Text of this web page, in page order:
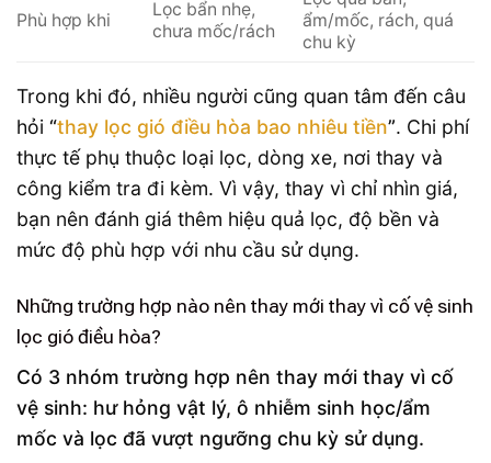
Phù hợp khi
Lọc bẩn nhẹ,
chưa mốc/rách
ẩm/mốc, rách, quá
chu kỳ
Trong khi đó, nhiều người cũng quan tâm đến câu
hỏi “thay lọc gió điều hòa bao nhiêu tiền”. Chi phí
thực tế phụ thuộc loại lọc, dòng xe, nơi thay và
công kiểm tra đi kèm. Vì vậy, thay vì chỉ nhìn giá,
bạn nên đánh giá thêm hiệu quả lọc, độ bền và
mức độ phù hợp với nhu cầu sử dụng.
Những trường hợp nào nên thay mới thay vì cố vệ sinh
lọc gió điều hòa?
Có 3 nhóm trường hợp nên thay mới thay vì cố
vệ sinh: hư hỏng vật lý, ô nhiễm sinh học/ẩm
mốc và lọc đã vượt ngưỡng chu kỳ sử dụng.